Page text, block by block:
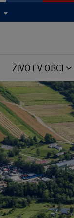
ŽIVOT V OBCI